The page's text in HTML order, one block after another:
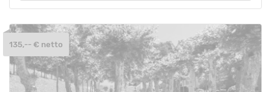
135,-- € netto